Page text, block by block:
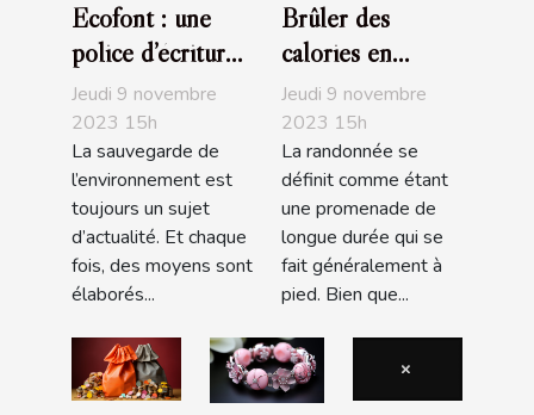
Ecofont : une
police d’écriture
écologique
Jeudi 9 novembre
2023 15h
La sauvegarde de
l’environnement est
toujours un sujet
d’actualité. Et chaque
fois, des moyens sont
élaborés...
Brûler des
calories en
faisant de la
randonnée
Jeudi 9 novembre
2023 15h
La randonnée se
définit comme étant
une promenade de
longue durée qui se
fait généralement à
pied. Bien que...